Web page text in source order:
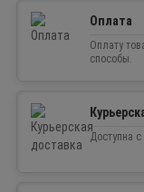
Оплата
Оплату
способы.
Доступна